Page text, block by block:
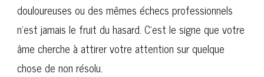
douloureuses ou des mêmes échecs professionnels
n’est jamais le fruit du hasard. C’est le signe que votre
âme cherche à attirer votre attention sur quelque
chose de non résolu.